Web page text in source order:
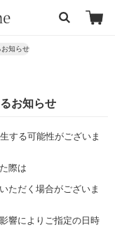
知らせ
お知らせ
する可能性がございま
際は
ただく場合がございま
響によりご指定の日時